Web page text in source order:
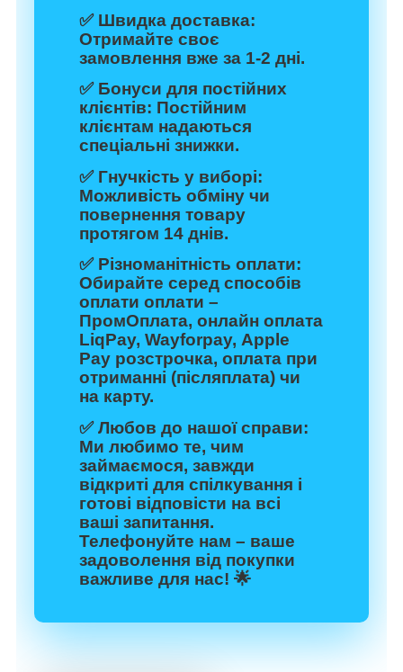
✅ Швидка доставка:
Отримайте своє
замовлення вже за 1-2 дні.
✅ Бонуси для постійних
клієнтів: Постійним
клієнтам надаються
спеціальні знижки.
✅ Гнучкість у виборі:
Можливість обміну чи
повернення товару
протягом 14 днів.
✅ Різноманітність оплати:
Обирайте серед способів
оплати оплати –
ПромОплата, онлайн оплата
LiqPay, Wayforpay, Apple
Pay розстрочка, оплата при
отриманні (післяплата) чи
на карту.
✅Любов до нашої справи:
Ми любимо те, чим
займаємося, завжди
відкриті для спілкування і
готові відповісти на всі
ваші запитання.
Телефонуйте нам – ваше
задоволення від покупки
важливе для нас! 🌟